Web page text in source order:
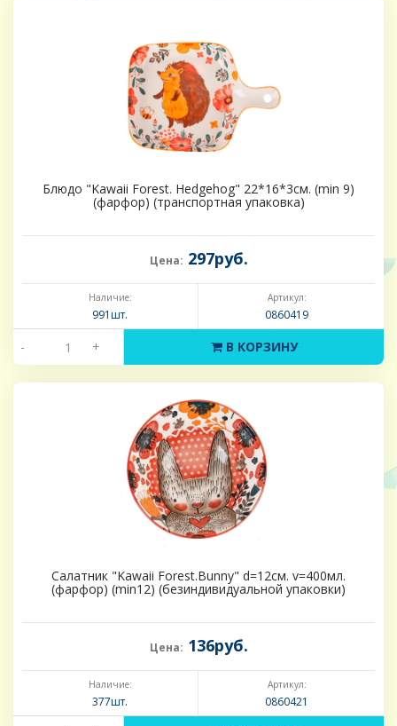
Блюдо "Kawaii Forest. Hedgehog" 22*16*3см. (min 9)
(фарфор) (транспортная упаковка)
Цена: 297руб.
Наличие:
991шт.
Артикул:
0860419
- + В КОРЗИНУ
Салатник "Kawaii Forest.Bunny" d=12см. v=400мл.
(фарфор) (min12) (безиндивидуальной упаковки)
Цена: 136руб.
Наличие:
377шт.
Артикул:
0860421